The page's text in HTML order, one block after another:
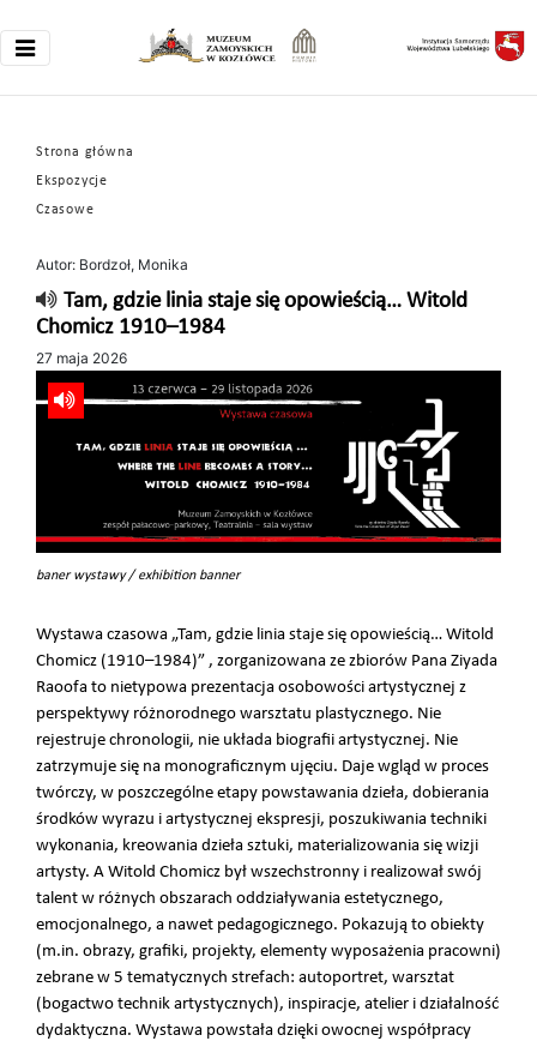
Strona główna
Ekspozycje
Czasowe
Autor: Bordzoł, Monika
Tam, gdzie linia staje się opowieścią… Witold
Chomicz 1910–1984
27 maja 2026
baner wystawy / exhibition banner
Wystawa czasowa „Tam, gdzie linia staje się opowieścią… Witold
Chomicz (1910–1984)” , zorganizowana ze zbiorów Pana Ziyada
Raoofa to nietypowa prezentacja osobowości artystycznej z
perspektywy różnorodnego warsztatu plastycznego. Nie
rejestruje chronologii, nie układa biografii artystycznej. Nie
zatrzymuje się na monograficznym ujęciu. Daje wgląd w proces
twórczy, w poszczególne etapy powstawania dzieła, dobierania
środków wyrazu i artystycznej ekspresji, poszukiwania techniki
wykonania, kreowania dzieła sztuki, materializowania się wizji
artysty. A Witold Chomicz był wszechstronny i realizował swój
talent w różnych obszarach oddziaływania estetycznego,
emocjonalnego, a nawet pedagogicznego. Pokazują to obiekty
(m.in. obrazy, grafiki, projekty, elementy wyposażenia pracowni)
zebrane w 5 tematycznych strefach: autoportret, warsztat
(bogactwo technik artystycznych), inspiracje, atelier i działalność
dydaktyczna. Wystawa powstała dzięki owocnej współpracy